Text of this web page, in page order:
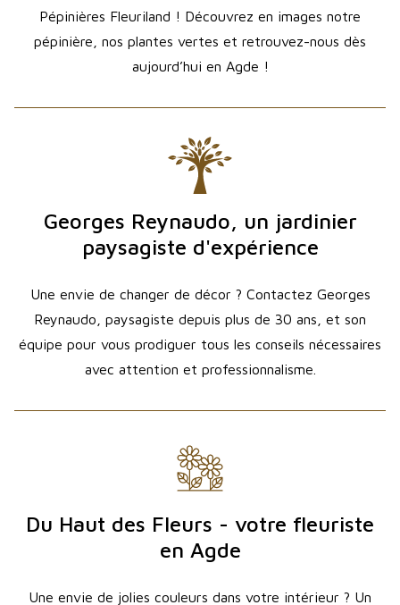
Pépinières Fleuriland ! Découvrez en images notre
pépinière, nos plantes vertes et retrouvez-nous dès
aujourd’hui en Agde !
Georges Reynaudo, un jardinier
paysagiste d'expérience
Une envie de changer de décor ? Contactez Georges
Reynaudo, paysagiste depuis plus de 30 ans, et son
équipe pour vous prodiguer tous les conseils nécessaires
avec attention et professionnalisme.
Du Haut des Fleurs - votre fleuriste
en Agde
Une envie de jolies couleurs dans votre intérieur ? Un